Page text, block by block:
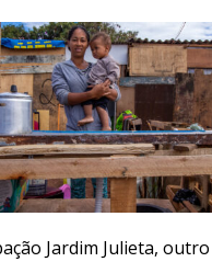
Jardim Julieta,